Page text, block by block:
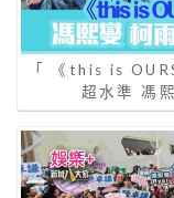
「 《this is
超水準 馮